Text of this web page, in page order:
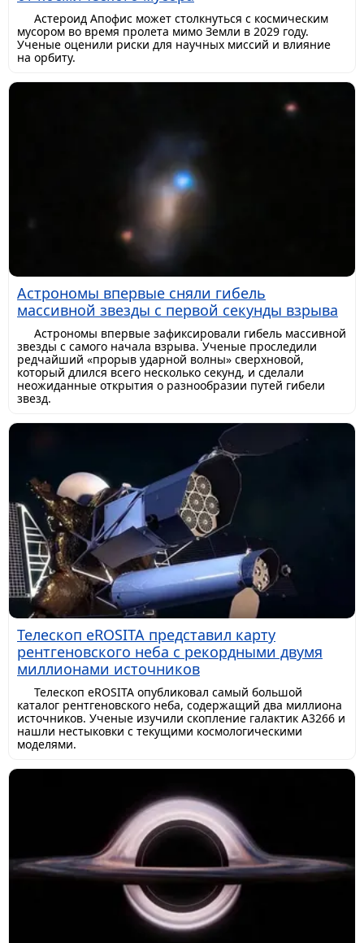
Астероид Апофис может столкнуться с космическим
мусором во время пролета мимо Земли в 2029 году.
Ученые оценили риски для научных миссий и влияние
на орбиту.
Астрономы впервые сняли гибель
массивной звезды с первой секунды взрыва
Астрономы впервые зафиксировали гибель массивной
звезды с самого начала взрыва. Ученые проследили
редчайший «прорыв ударной волны» сверхновой,
который длился всего несколько секунд, и сделали
неожиданные открытия о разнообразии путей гибели
звезд.
Телескоп eROSITA представил карту
рентгеновского неба с рекордными двумя
миллионами источников
Телескоп eROSITA опубликовал самый большой
каталог рентгеновского неба, содержащий два миллиона
источников. Ученые изучили скопление галактик A3266 и
нашли нестыковки с текущими космологическими
моделями.